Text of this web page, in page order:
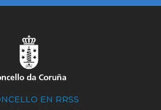
EN RRSS